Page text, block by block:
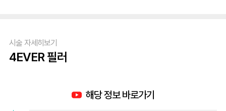
시술 자세히보기
4EVER 필러
해당 정보 바로가기